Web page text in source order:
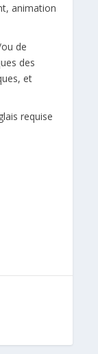
animation
de
des
et
requise